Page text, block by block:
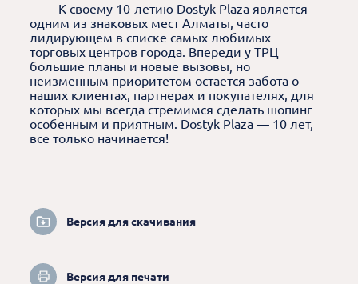
К своему 10-летию Dostyk Plaza является
одним из знаковых мест Алматы, часто
лидирующем в списке самых любимых
торговых центров города. Впереди у ТРЦ
большие планы и новые вызовы, но
неизменным приоритетом остается забота о
наших клиентах, партнерах и покупателях, для
которых мы всегда стремимся сделать шопинг
особенным и приятным. Dostyk Plaza — 10 лет,
все только начинается!
Версия для скачивания
Версия для печати